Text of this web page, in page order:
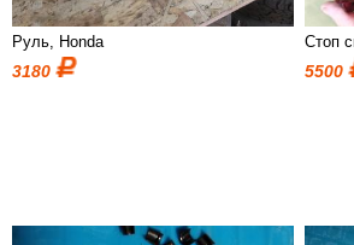
Руль, Honda
3180
Стоп
5500